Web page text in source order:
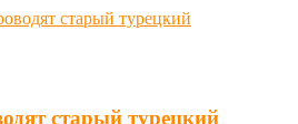
старый турецкий